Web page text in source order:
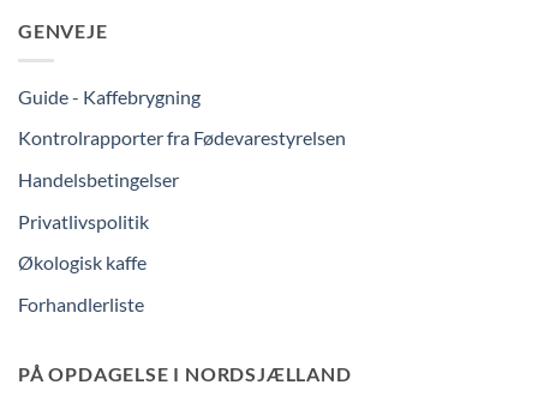
GENVEJE
Guide - Kaffebrygning
Kontrolrapporter fra Fødevarestyrelsen
Handelsbetingelser
Privatlivspolitik
Økologisk kaffe
Forhandlerliste
PÅ OPDAGELSE I NORDSJÆLLAND